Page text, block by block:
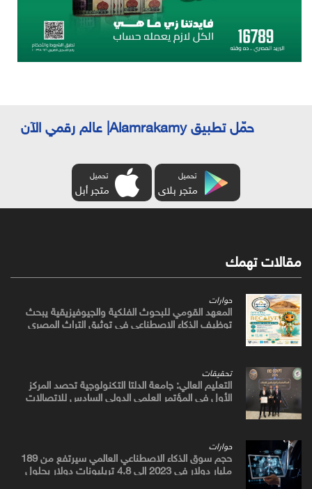
حمّل تطبيق Alamrakamy| عالم رقمي الآن
تحميل
متجر بلاى
تحميل
متجر أبل
مقالات تهمك
حوارات
المعهد القومي للبحوث الفلكية والجيوفيزيقية يبحث
توظيف الذكاء الاصطناعي في توثيق التراث المصري
تحقيقات
التعليم العالي: جامعة الدلتا التكنولوجية تحصد المركز
الأول في المؤتمر العلمي الدولي السادس للاتصالات
حوارات
حجم سوق الذكاء الاصطناعي العالمي سيرتفع من 189
مليار دولار في 2023 إلى 4.8 تريليونات دولار بحلول